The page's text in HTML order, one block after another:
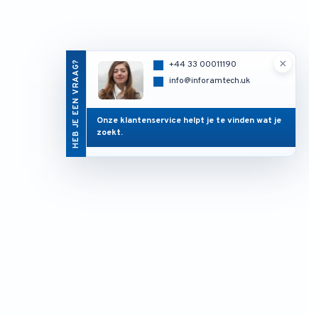
HEB JE EEN VRAAG? ×
+44 33 00011190
info@inforamtech.uk
Onze klantenservice helpt je te vinden wat je
zoekt.